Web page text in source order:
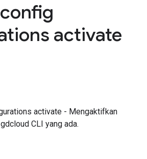
activate
activate - Mengaktifkan
CLI yang ada.